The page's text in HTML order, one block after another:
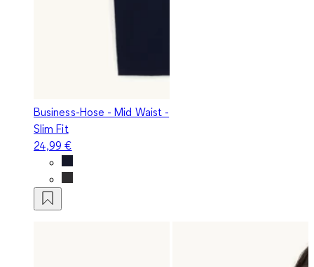
Business-Hose - Mid Waist -
Slim Fit
24,99 €